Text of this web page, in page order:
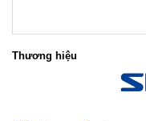
Thương hiệu